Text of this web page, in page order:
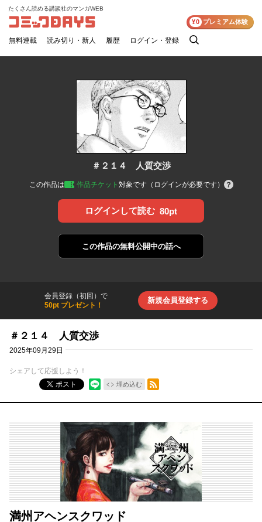
コミックDAYS
たくさん読める講談社のマンガWEB
無料連載 読み切り・新人 履歴 ログイン・登録
検
¥0 プレミアム体験
＃２１４ 人質交渉
この作品は 作品チケット 対象です（ログインが必要です）
ログインして読む 80pt
この作品の無料公開中の話へ
会員登録（初回）で
50pt プレゼント！
新規会員登録する
＃２１４ 人質交渉
2025年09月29日
シェアして応援しよう！
ポスト
埋め込む
RSSフィード
満州アヘンスクワッド